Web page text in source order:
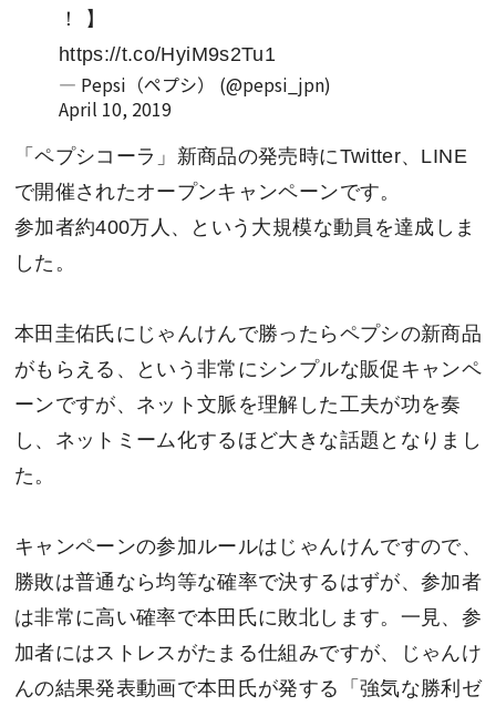
！ 】
https://t.co/HyiM9s2Tu1
— Pepsi（ペプシ） (@pepsi_jpn)
April 10, 2019
「ペプシコーラ」新商品の発売時にTwitter、LINE
で開催されたオープンキャンペーンです。
参加者約400万人、という大規模な動員を達成しま
した。
本田圭佑氏にじゃんけんで勝ったらペプシの新商品
がもらえる、という非常にシンプルな販促キャンペ
ーンですが、ネット文脈を理解した工夫が功を奏
し、ネットミーム化するほど大きな話題となりまし
た。
キャンペーンの参加ルールはじゃんけんですので、
勝敗は普通なら均等な確率で決するはずが、参加者
は非常に高い確率で本田氏に敗北します。一見、参
加者にはストレスがたまる仕組みですが、じゃんけ
んの結果発表動画で本田氏が発する「強気な勝利ゼ